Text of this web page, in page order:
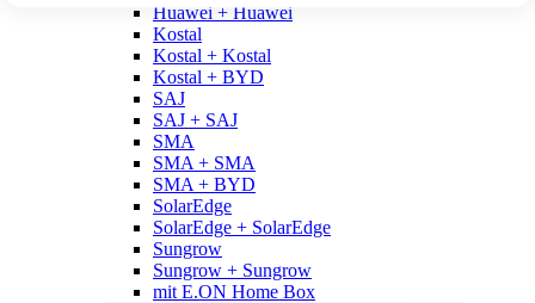
Huawei + Huawei
Kostal
Kostal + Kostal
Kostal + BYD
SAJ
SAJ + SAJ
SMA
SMA + SMA
SMA + BYD
SolarEdge
SolarEdge + SolarEdge
Sungrow
Sungrow + Sungrow
mit E.ON Home Box